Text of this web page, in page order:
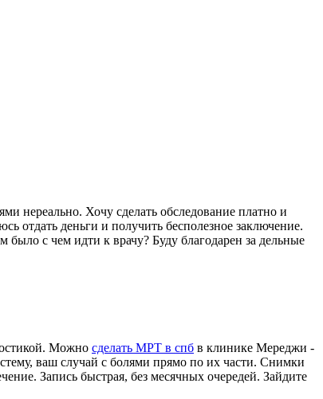
нереально. Хочу сделать обследование платно и
отдать деньги и получить бесполезное заключение.
с чем идти к врачу? Буду благодарен за дельные
Можно сделать МРТ в спб в клинике Мереджи -
ваш случай с болями прямо по их части. Снимки
Запись быстрая, без месячных очередей. Зайдите